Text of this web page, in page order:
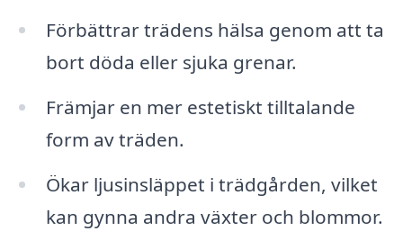
Förbättrar trädens hälsa genom att ta
bort döda eller sjuka grenar.
Främjar en mer estetiskt tilltalande
form av träden.
Ökar ljusinsläppet i trädgården, vilket
kan gynna andra växter och blommor.